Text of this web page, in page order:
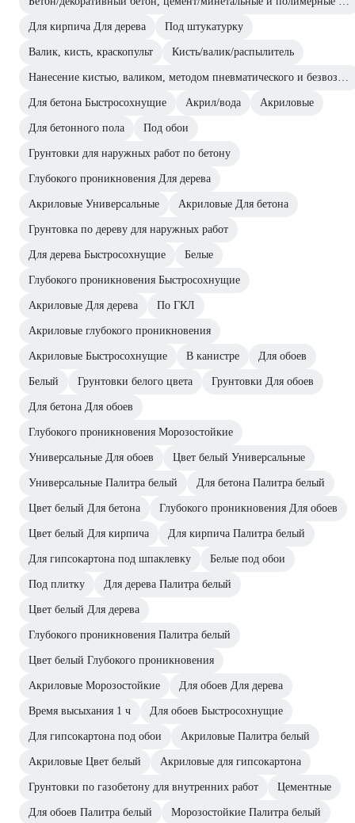
Для кирпича Для дерева Под штукатурку
Валик, кисть, краскопульт Кисть/валик/распылитель
Нанесение кистью, валиком, методом пневматического и безвоздушного распыления.
Для бетона Быстросохнущие Акрил/вода Акриловые
Для бетонного пола Под обои
Грунтовки для наружных работ по бетону
Глубокого проникновения Для дерева
Акриловые Универсальные Акриловые Для бетона
Грунтовка по дереву для наружных работ
Для дерева Быстросохнущие Белые
Глубокого проникновения Быстросохнущие
Акриловые Для дерева По ГКЛ
Акриловые глубокого проникновения
Акриловые Быстросохнущие В канистре Для обоев
Белый Грунтовки белого цвета Грунтовки Для обоев
Для бетона Для обоев
Глубокого проникновения Морозостойкие
Универсальные Для обоев Цвет белый Универсальные
Универсальные Палитра белый Для бетона Палитра белый
Цвет белый Для бетона Глубокого проникновения Для обоев
Цвет белый Для кирпича Для кирпича Палитра белый
Для гипсокартона под шпаклевку Белые под обои
Под плитку Для дерева Палитра белый
Цвет белый Для дерева
Глубокого проникновения Палитра белый
Цвет белый Глубокого проникновения
Акриловые Морозостойкие Для обоев Для дерева
Время высыхания 1 ч Для обоев Быстросохнущие
Для гипсокартона под обои Акриловые Палитра белый
Акриловые Цвет белый Акриловые для гипсокартона
Грунтовки по газобетону для внутренних работ Цементные
Для обоев Палитра белый Морозостойкие Палитра белый